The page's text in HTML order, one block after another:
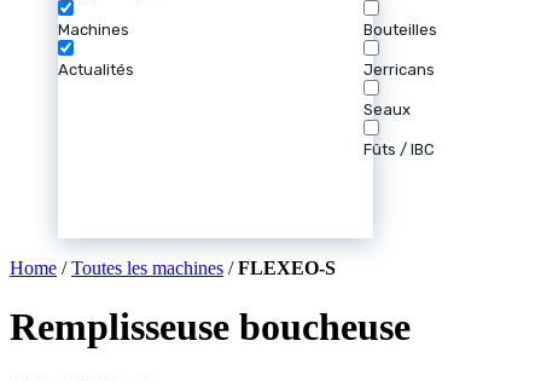
Machines
Actualités
Bouteilles
Jerricans
Seaux
Fûts / IBC
Home /Toutes les machines /FLEXEO-S
Remplisseuse boucheuse